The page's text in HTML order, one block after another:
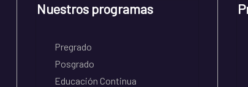
Nuestros programas
Pregrado
Posgrado
Educación Continua